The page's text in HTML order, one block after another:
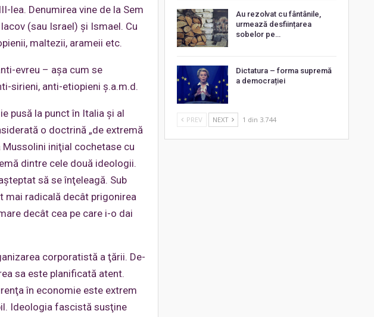
lea. Denumirea vine de la Sem
(sau Israel) şi Ismael. Cu
maltezii, arameii etc.
evreu – aşa cum se
sirieni, anti-etiopieni ș.a.m.d.
pusă la punct în Italia şi al
o doctrină „de extremă
iniţial cochetase cu
dintre cele două ideologii.
să se înţeleagă. Sub
mai radicală decât prigonirea
decât cea pe care i-o dai
corporatistă a ţării. De-
sa este planificată atent.
în economie este extrem
Ideologia fascistă susţine
Au rezolvat cu fântânile,
urmează desființarea
sobelor pe…
Dictatura – forma supremă
a democrației
PREV NEXT 1 din 3.744